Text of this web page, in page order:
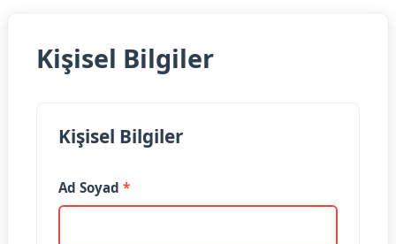
Kişisel Bilgiler
Kişisel Bilgiler
Ad Soyad *